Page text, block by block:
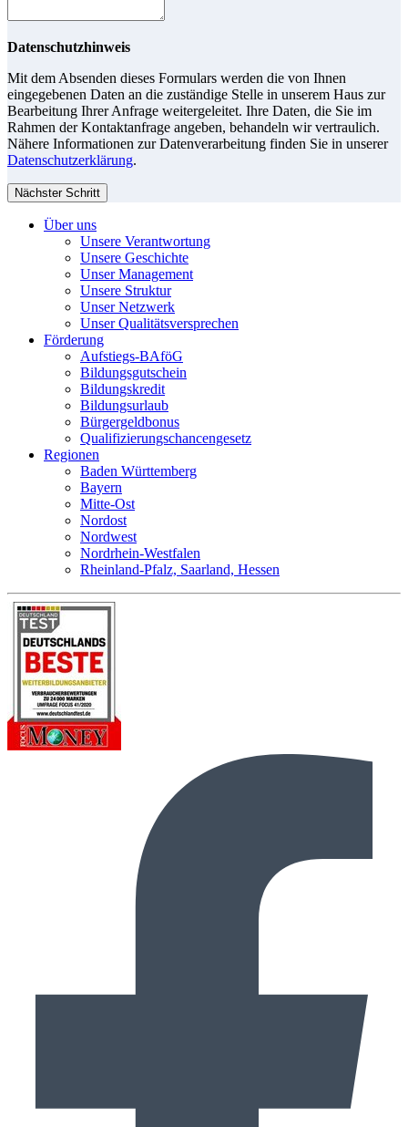
Datenschutzhinweis
Mit dem Absenden dieses Formulars werden die von Ihnen
eingegebenen Daten an die zuständige Stelle in unserem Haus zur
Bearbeitung Ihrer Anfrage weitergeleitet. Ihre Daten, die Sie im
Rahmen der Kontaktanfrage angeben, behandeln wir vertraulich.
Nähere Informationen zur Datenverarbeitung finden Sie in unserer
Datenschutzerklärung.
Nächster Schritt
Über uns
Unsere Verantwortung
Unsere Geschichte
Unser Management
Unsere Struktur
Unser Netzwerk
Unser Qualitätsversprechen
Förderung
Aufstiegs-BAföG
Bildungsgutschein
Bildungskredit
Bildungsurlaub
Bürgergeldbonus
Qualifizierungschancengesetz
Regionen
Baden Württemberg
Bayern
Mitte-Ost
Nordost
Nordwest
Nordrhein-Westfalen
Rheinland-Pfalz, Saarland, Hessen